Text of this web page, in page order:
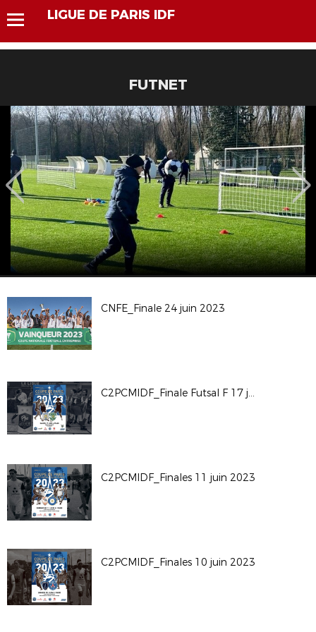
LIGUE DE PARIS IDF
FUTNET
CNFE_Finale 24 juin 2023
C2PCMIDF_Finale Futsal F 17 juin 2023
C2PCMIDF_Finales 11 juin 2023
C2PCMIDF_Finales 10 juin 2023